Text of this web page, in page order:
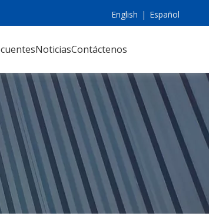
English | Español
NoticiasContáctenos